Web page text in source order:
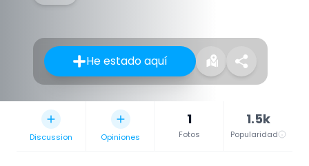
He estado aquí
Discussion Opiniones
1
Fotos
1.5k
Popularidad